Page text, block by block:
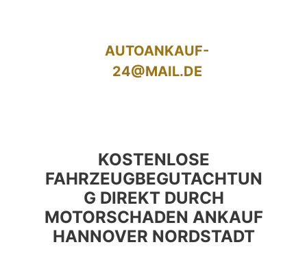
AUTOANKAUF-
24@MAIL.DE
KOSTENLOSE
FAHRZEUGBEGUTACHTUN
G DIREKT DURCH
MOTORSCHADEN ANKAUF
HANNOVER NORDSTADT